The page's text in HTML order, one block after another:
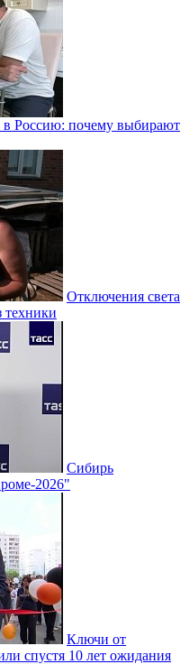
в Россию: почему выбирают
Отключения света
техники
Сибирь
2026"
Ключи от
спустя 10 лет ожидания